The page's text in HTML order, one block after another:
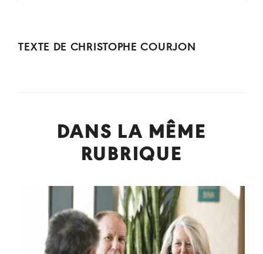
TEXTE DE CHRISTOPHE COURJON
DANS LA MÊME
RUBRIQUE